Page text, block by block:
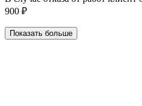
900 ₽
Показать больше